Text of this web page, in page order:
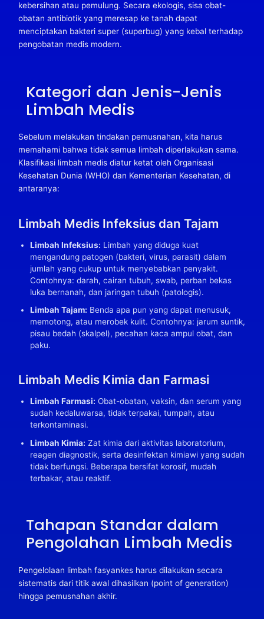
kebersihan atau pemulung. Secara ekologis, sisa obat-
obatan antibiotik yang meresap ke tanah dapat
menciptakan bakteri super (superbug) yang kebal terhadap
pengobatan medis modern.
Kategori dan Jenis-Jenis
Limbah Medis
Sebelum melakukan tindakan pemusnahan, kita harus
memahami bahwa tidak semua limbah diperlakukan sama.
Klasifikasi limbah medis diatur ketat oleh Organisasi
Kesehatan Dunia (WHO) dan Kementerian Kesehatan, di
antaranya:
Limbah Medis Infeksius dan Tajam
Limbah Infeksius: Limbah yang diduga kuat
mengandung patogen (bakteri, virus, parasit) dalam
jumlah yang cukup untuk menyebabkan penyakit.
Contohnya: darah, cairan tubuh, swab, perban bekas
luka bernanah, dan jaringan tubuh (patologis).
Limbah Tajam: Benda apa pun yang dapat menusuk,
memotong, atau merobek kulit. Contohnya: jarum suntik,
pisau bedah (skalpel), pecahan kaca ampul obat, dan
paku.
Limbah Medis Kimia dan Farmasi
Limbah Farmasi: Obat-obatan, vaksin, dan serum yang
sudah kedaluwarsa, tidak terpakai, tumpah, atau
terkontaminasi.
Limbah Kimia: Zat kimia dari aktivitas laboratorium,
reagen diagnostik, serta desinfektan kimiawi yang sudah
tidak berfungsi. Beberapa bersifat korosif, mudah
terbakar, atau reaktif.
Tahapan Standar dalam
Pengolahan Limbah Medis
Pengelolaan limbah fasyankes harus dilakukan secara
sistematis dari titik awal dihasilkan (point of generation)
hingga pemusnahan akhir.